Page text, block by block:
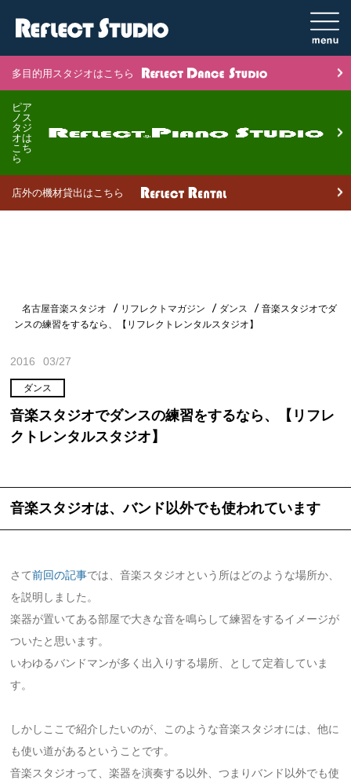
多目的用スタジオはこちら
ピア
ノス
タジ
オは
こち
ら
店外の機材貸出はこちら
名古屋音楽スタジオ リフレクトマガジン ダンス
音楽スタジオでダ
ンスの練習をするなら、【リフレクトレンタルスタジオ】
2016 03/27
ダンス
音楽スタジオでダンスの練習をするなら、【リフレ
クトレンタルスタジオ】
音楽スタジオは、バンド以外でも使われています
さて前回の記事では、音楽スタジオという所はどのような場所か、
を説明しました。
楽器が置いてある部屋で大きな音を鳴らして練習をするイメージが
ついたと思います。
いわゆるバンドマンが多く出入りする場所、として定着していま
す。
しかしここで紹介したいのが、このような音楽スタジオには、他に
も使い道があるということです。
音楽スタジオって、楽器を演奏する以外、つまりバンド以外でも使